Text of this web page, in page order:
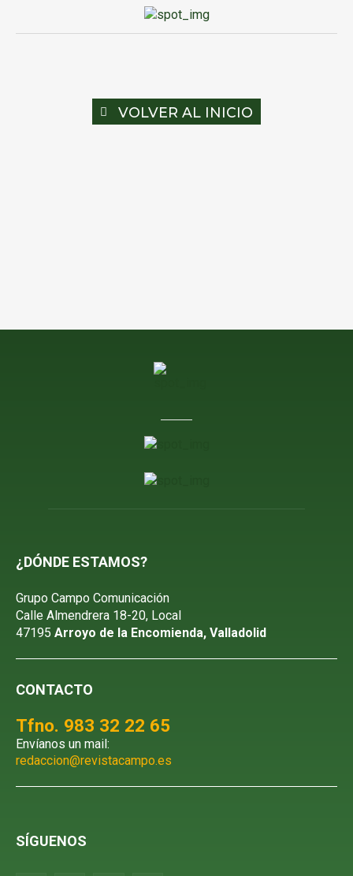
VOLVER AL INICIO
¿DÓNDE ESTAMOS?
Grupo Campo Comunicación
Calle Almendrera 18-20, Local
47195 Arroyo de la Encomienda, Valladolid
CONTACTO
Tfno. 983 32 22 65
Envíanos un mail:
redaccion@revistacampo.es
SÍGUENOS